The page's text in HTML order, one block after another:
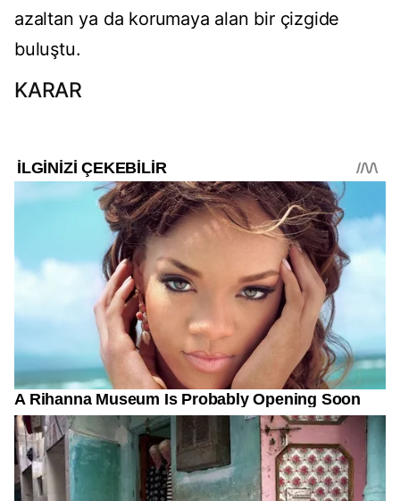
azaltan ya da korumaya alan bir çizgide
buluştu.
KARAR